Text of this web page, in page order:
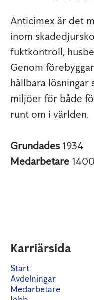
Anticimex är det
inom
fuktkontroll,
Genom
hållbara lösningar
miljöer för både
runt om i världen.
Grundades 1934
Medarbetare 1400
Karriärsida
Start
Avdelningar
Medarbetare